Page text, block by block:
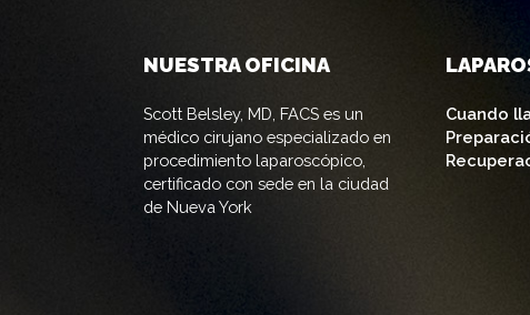
NUESTRA OFICINA
Scott Belsley, MD, FACS es un
médico cirujano especializado en
procedimiento laparoscópico,
certificado con sede en la ciudad
de Nueva York
Cuando